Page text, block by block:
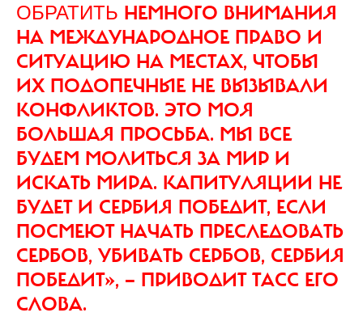
ОБРАТИТЬ НЕМНОГО ВНИМАНИЯ
НА МЕЖДУНАРОДНОЕ ПРАВО И
СИТУАЦИЮ НА МЕСТАХ, ЧТОБЫ
ИХ ПОДОПЕЧНЫЕ НЕ ВЫЗЫВАЛИ
КОНФЛИКТОВ. ЭТО МОЯ
БОЛЬШАЯ ПРОСЬБА. МЫ ВСЕ
БУДЕМ МОЛИТЬСЯ ЗА МИР И
ИСКАТЬ МИРА. КАПИТУЛЯЦИИ НЕ
БУДЕТ И СЕРБИЯ ПОБЕДИТ, ЕСЛИ
ПОСМЕЮТ НАЧАТЬ ПРЕСЛЕДОВАТЬ
СЕРБОВ, УБИВАТЬ СЕРБОВ, СЕРБИЯ
ПОБЕДИТ», — ПРИВОДИТ ТАСС ЕГО
СЛОВА.